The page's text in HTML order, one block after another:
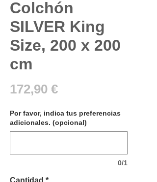
Colchón
SILVER King
Size, 200 x 200
cm
172,90 €Precio
Por favor, indica tus preferencias
adicionales. (opcional)
0/1
Cantidad *